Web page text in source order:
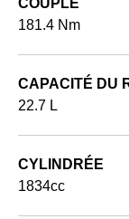
COUPLE
181.4 Nm
CAPACITÉ DU
22.7 L
CYLINDRÉE
1834cc